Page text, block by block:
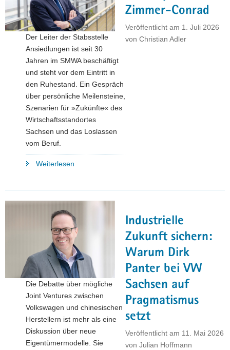
a
v
Zimmer-Conrad
Veröffentlicht am 1. Juli 2026
von Christian Adler
Der Leiter der Stabsstelle
Ansiedlungen ist seit 30
Jahren im SMWA beschäftigt
und steht vor dem Eintritt in
den Ruhestand. Ein Gespräch
über persönliche Meilensteine,
Szenarien für »Zukünfte« des
Wirtschaftsstandortes
Sachsen und das Loslassen
vom Beruf.
Weiterlesen
Conrad"
Industrielle
Zukunft sichern:
Warum Dirk
Panter bei VW
Sachsen auf
Pragmatismus
setzt
Veröffentlicht am 11. Mai 2026
von Julian Hoffmann
Die Debatte über mögliche
Joint Ventures zwischen
Volkswagen und chinesischen
Herstellern ist mehr als eine
Diskussion über neue
Eigentümermodelle. Sie